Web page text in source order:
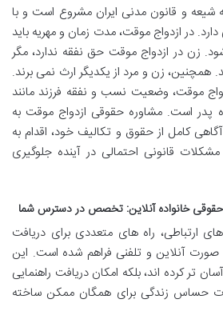
شیعه و قانون مدنی ایران مشروع است و با
در ازدواج موقت، مدت زمان و مهریه باید
در ازدواج موقت حق نفقه ندارد، مگر
همچنین، زن و مرد از یکدیگر ارث نمی برند.
موقت، وضعیت نسب و نفقه فرزند مانند
پدر است. مشاوره حقوقی ازدواج موقت به
کامل از حقوق و تکالیف خود، اقدام به
قانونی احتمالی در آینده جلوگیری
خانواده آنلاین: تخصص در دسترس شما
ارتباطی، راه های متعددی برای دریافت
صورت آنلاین و تلفنی فراهم شده است. این
تر کرده اند، بلکه امکان دریافت راهنمایی
حساس زندگی برای همگان ممکن ساخته